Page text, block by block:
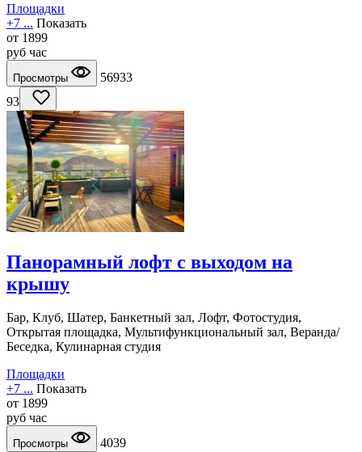
Площадки
+7 ... Показать
от 1899
руб час
Просмотры
56933
93
Панорамный лофт с выходом на
крышу
Бар, Клуб, Шатер, Банкетный зал, Лофт, Фотостудия,
Открытая площадка, Мультифункциональный зал, Веранда/
Беседка, Кулинарная студия
Площадки
+7 ... Показать
от 1899
руб час
Просмотры 4039